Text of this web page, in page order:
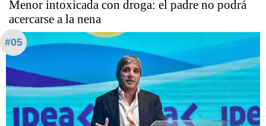
Menor intoxicada con droga: el padre no podrá
acercarse a la nena
#05